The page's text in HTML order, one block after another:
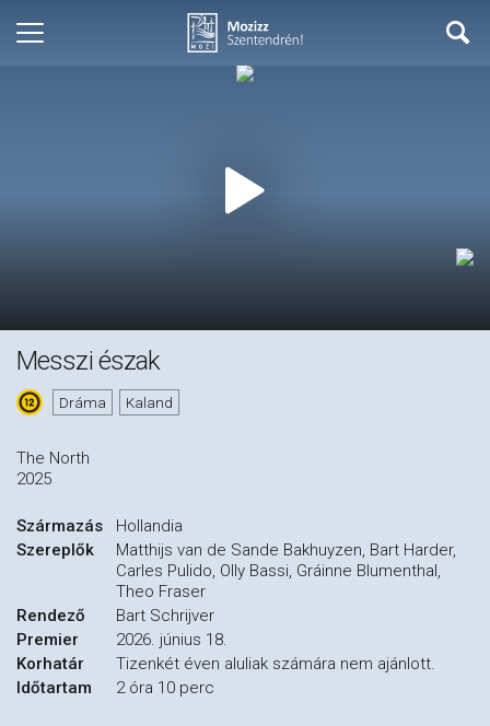
Messzi észak
Dráma Kaland
The North
2025
Származás
Hollandia
Szereplők
Matthijs van de Sande Bakhuyzen, Bart Harder,
Carles Pulido, Olly Bassi, Gráinne Blumenthal,
Theo Fraser
Rendező
Bart Schrijver
Premier
2026. június 18.
Korhatár
Tizenkét éven aluliak számára nem ajánlott.
Időtartam
2 óra 10 perc